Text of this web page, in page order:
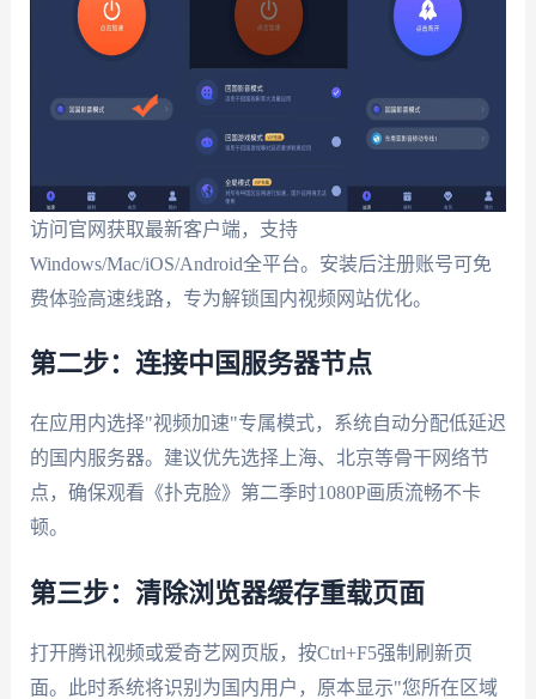
访问官网获取最新客户端，支持
Windows/Mac/iOS/Android全平台。安装后注册账号可免
费体验高速线路，专为解锁国内视频网站优化。
第二步：连接中国服务器节点
在应用内选择"视频加速"专属模式，系统自动分配低延迟
的国内服务器。建议优先选择上海、北京等骨干网络节
点，确保观看《扑克脸》第二季时1080P画质流畅不卡
顿。
第三步：清除浏览器缓存重载页面
打开腾讯视频或爱奇艺网页版，按Ctrl+F5强制刷新页
面。此时系统将识别为国内用户，原本显示"您所在区域